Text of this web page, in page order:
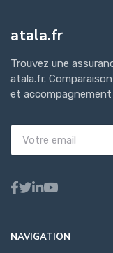
atala.fr
Trouvez une
atala.fr.
et
NAVIGATION